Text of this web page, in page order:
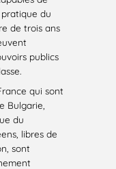
du
de trois ans
publics
qui sont
Bulgarie,
du
libres de
sont